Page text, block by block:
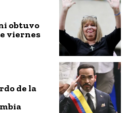
obtuvo
viernes
de la